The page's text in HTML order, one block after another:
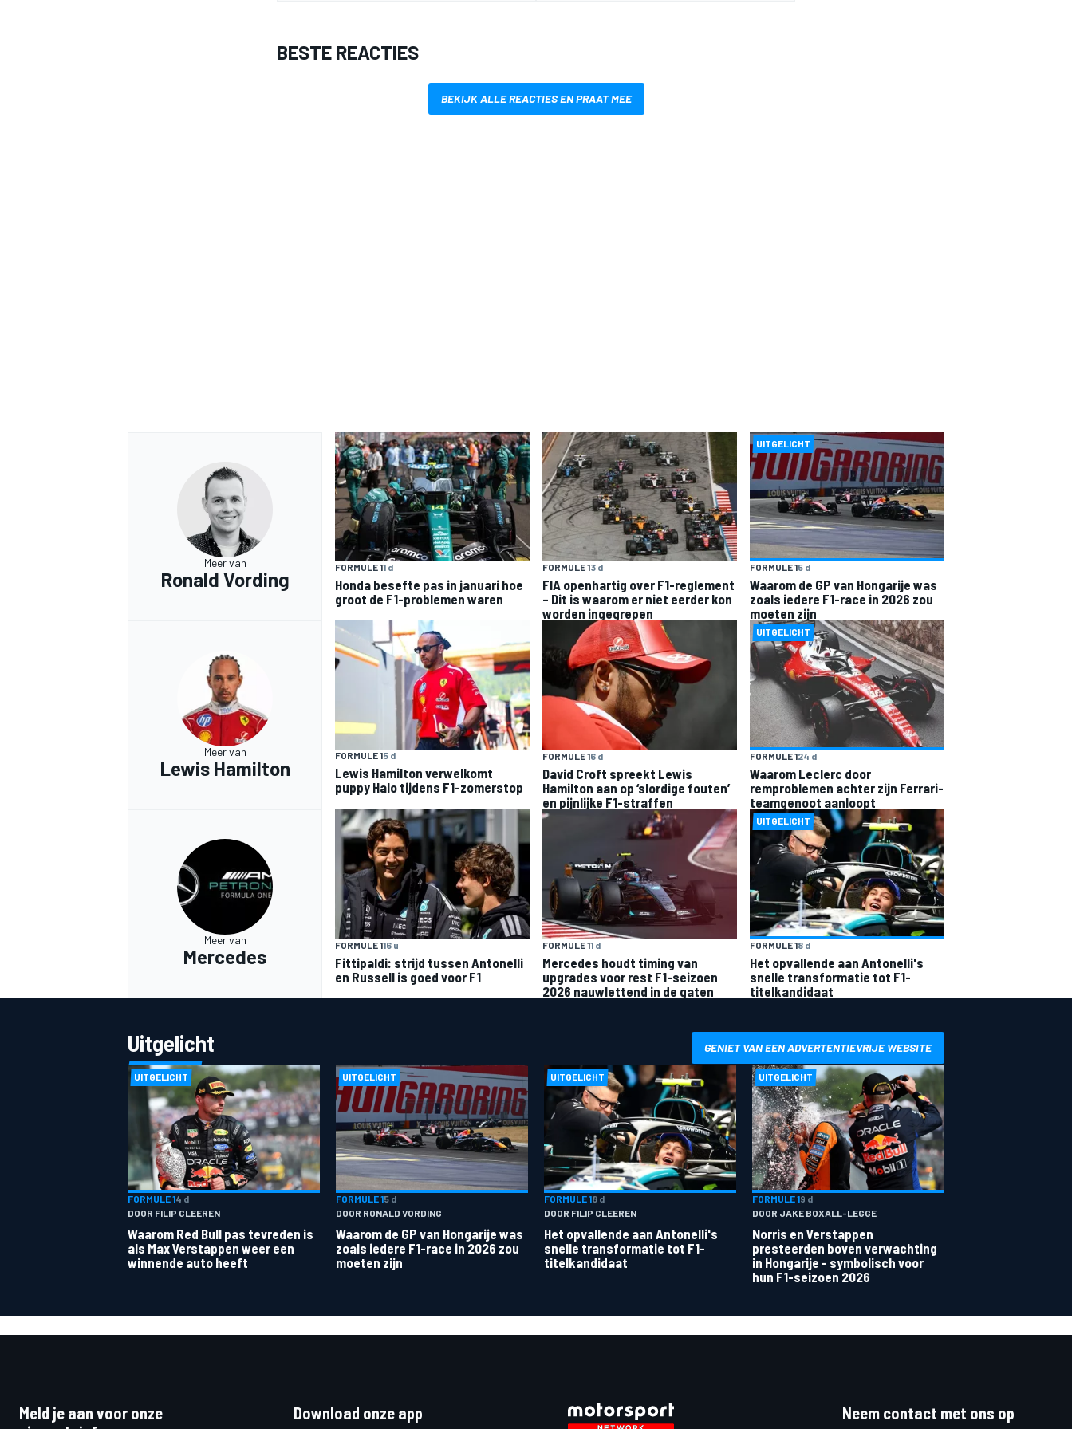
MEER RACEKLASSEN
BESTE REACTIES
BEKIJK ALLE REACTIES EN PRAAT MEE
Meer van
Ronald Vording
FORMULE 11 d
Honda besefte pas in januari hoe
groot de F1-problemen waren
FORMULE 13 d
FIA openhartig over F1-reglement
– Dit is waarom er niet eerder kon
worden ingegrepen
UITGELICHT
FORMULE 15 d
Waarom de GP van Hongarije was
zoals iedere F1-race in 2026 zou
moeten zijn
Meer van
Lewis Hamilton
FORMULE 15 d
Lewis Hamilton verwelkomt
puppy Halo tijdens F1-zomerstop
FORMULE 16 d
David Croft spreekt Lewis
Hamilton aan op ‘slordige fouten’
en pijnlijke F1-straffen
UITGELICHT
FORMULE 124 d
Waarom Leclerc door
remproblemen achter zijn Ferrari-
teamgenoot aanloopt
Meer van
Mercedes
FORMULE 116 u
Fittipaldi: strijd tussen Antonelli
en Russell is goed voor F1
FORMULE 11 d
Mercedes houdt timing van
upgrades voor rest F1-seizoen
2026 nauwlettend in de gaten
UITGELICHT
FORMULE 18 d
Het opvallende aan Antonelli's
snelle transformatie tot F1-
titelkandidaat
Uitgelicht GENIET VAN EEN ADVERTENTIEVRIJE WEBSITE
UITGELICHT
FORMULE 14 d
DOOR FILIP CLEEREN
Waarom Red Bull pas tevreden is
als Max Verstappen weer een
winnende auto heeft
UITGELICHT
FORMULE 15 d
DOOR RONALD VORDING
Waarom de GP van Hongarije was
zoals iedere F1-race in 2026 zou
moeten zijn
UITGELICHT
FORMULE 18 d
DOOR FILIP CLEEREN
Het opvallende aan Antonelli's
snelle transformatie tot F1-
titelkandidaat
UITGELICHT
FORMULE 19 d
DOOR JAKE BOXALL-LEGGE
Norris en Verstappen
presteerden boven verwachting
in Hongarije - symbolisch voor
hun F1-seizoen 2026
Meld je aan voor onze
Download onze app Neem contact met ons op